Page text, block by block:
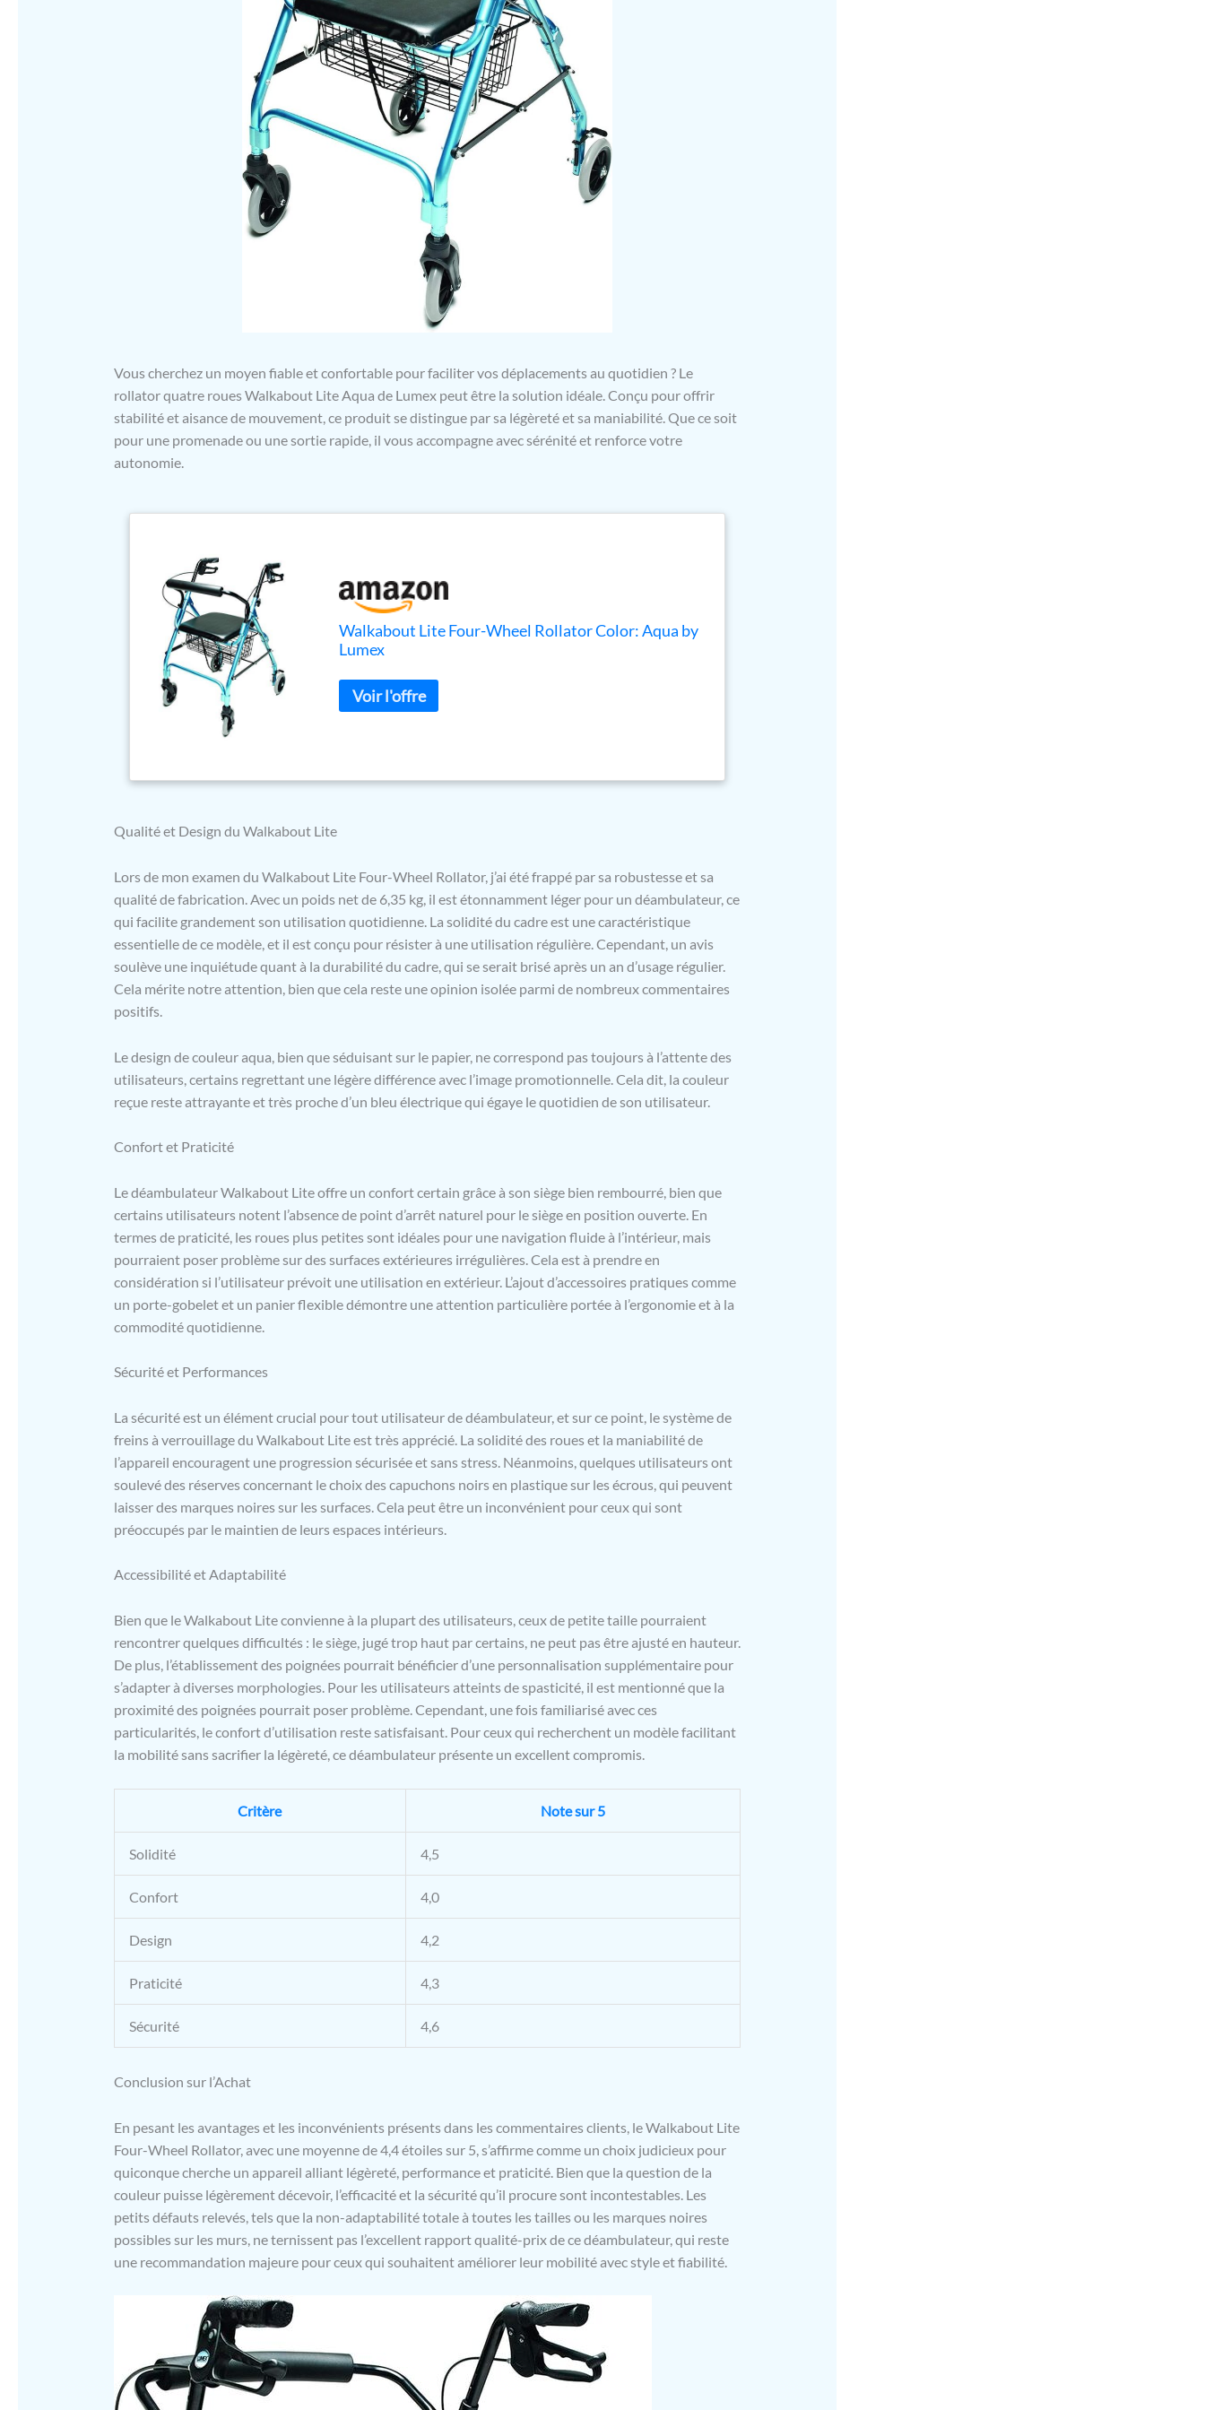
Vous cherchez un moyen fiable et confortable pour faciliter vos déplacements au quotidien ? Le
rollator quatre roues Walkabout Lite Aqua de Lumex peut être la solution idéale. Conçu pour offrir
stabilité et aisance de mouvement, ce produit se distingue par sa légèreté et sa maniabilité. Que ce soit
pour une promenade ou une sortie rapide, il vous accompagne avec sérénité et renforce votre
autonomie.
Walkabout Lite Four-Wheel Rollator Color: Aqua by
Lumex
Qualité et Design du Walkabout Lite
Lors de mon examen du Walkabout Lite Four-Wheel Rollator, j’ai été frappé par sa robustesse et sa
qualité de fabrication. Avec un poids net de 6,35 kg, il est étonnamment léger pour un déambulateur, ce
qui facilite grandement son utilisation quotidienne. La solidité du cadre est une caractéristique
essentielle de ce modèle, et il est conçu pour résister à une utilisation régulière. Cependant, un avis
soulève une inquiétude quant à la durabilité du cadre, qui se serait brisé après un an d’usage régulier.
Cela mérite notre attention, bien que cela reste une opinion isolée parmi de nombreux commentaires
positifs.
Le design de couleur aqua, bien que séduisant sur le papier, ne correspond pas toujours à l’attente des
utilisateurs, certains regrettant une légère différence avec l’image promotionnelle. Cela dit, la couleur
reçue reste attrayante et très proche d’un bleu électrique qui égaye le quotidien de son utilisateur.
Confort et Praticité
Le déambulateur Walkabout Lite offre un confort certain grâce à son siège bien rembourré, bien que
certains utilisateurs notent l’absence de point d’arrêt naturel pour le siège en position ouverte. En
termes de praticité, les roues plus petites sont idéales pour une navigation fluide à l’intérieur, mais
pourraient poser problème sur des surfaces extérieures irrégulières. Cela est à prendre en
considération si l’utilisateur prévoit une utilisation en extérieur. L’ajout d’accessoires pratiques comme
un porte-gobelet et un panier flexible démontre une attention particulière portée à l’ergonomie et à la
commodité quotidienne.
Sécurité et Performances
La sécurité est un élément crucial pour tout utilisateur de déambulateur, et sur ce point, le système de
freins à verrouillage du Walkabout Lite est très apprécié. La solidité des roues et la maniabilité de
l’appareil encouragent une progression sécurisée et sans stress. Néanmoins, quelques utilisateurs ont
soulevé des réserves concernant le choix des capuchons noirs en plastique sur les écrous, qui peuvent
laisser des marques noires sur les surfaces. Cela peut être un inconvénient pour ceux qui sont
préoccupés par le maintien de leurs espaces intérieurs.
Accessibilité et Adaptabilité
Bien que le Walkabout Lite convienne à la plupart des utilisateurs, ceux de petite taille pourraient
rencontrer quelques difficultés : le siège, jugé trop haut par certains, ne peut pas être ajusté en hauteur.
De plus, l’établissement des poignées pourrait bénéficier d’une personnalisation supplémentaire pour
s’adapter à diverses morphologies. Pour les utilisateurs atteints de spasticité, il est mentionné que la
proximité des poignées pourrait poser problème. Cependant, une fois familiarisé avec ces
particularités, le confort d’utilisation reste satisfaisant. Pour ceux qui recherchent un modèle facilitant
la mobilité sans sacrifier la légèreté, ce déambulateur présente un excellent compromis.
Critère Note sur 5
Solidité 4,5
Confort 4,0
Design 4,2
Praticité 4,3
Sécurité 4,6
Conclusion sur l’Achat
En pesant les avantages et les inconvénients présents dans les commentaires clients, le Walkabout Lite
Four-Wheel Rollator, avec une moyenne de 4,4 étoiles sur 5, s’affirme comme un choix judicieux pour
quiconque cherche un appareil alliant légèreté, performance et praticité. Bien que la question de la
couleur puisse légèrement décevoir, l’efficacité et la sécurité qu’il procure sont incontestables. Les
petits défauts relevés, tels que la non-adaptabilité totale à toutes les tailles ou les marques noires
possibles sur les murs, ne ternissent pas l’excellent rapport qualité-prix de ce déambulateur, qui reste
une recommandation majeure pour ceux qui souhaitent améliorer leur mobilité avec style et fiabilité.